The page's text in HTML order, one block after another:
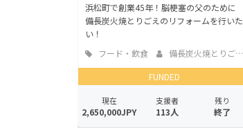
浜松町で創業45年！脳梗塞の父のために
備長炭火焼とりごえのリフォームを行いた
い！
フード・飲食
店
備長炭火焼とりごえ
FUNDED
現在
2,650,000JPY
支援者
113人
残り
終了